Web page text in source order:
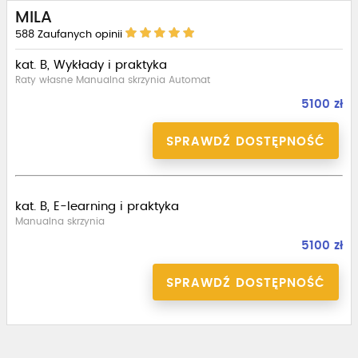
MILA
588 Zaufanych opinii
kat. B, Wykłady i praktyka
Raty własne Manualna skrzynia Automat
5100 zł
SPRAWDŹ DOSTĘPNOŚĆ
kat. B, E-learning i praktyka
Manualna skrzynia
5100 zł
SPRAWDŹ DOSTĘPNOŚĆ